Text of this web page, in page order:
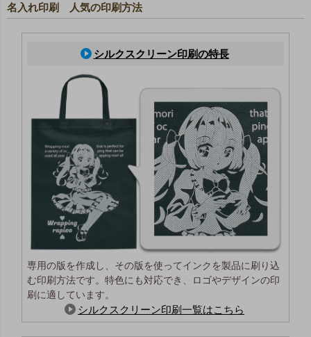
名入れ印刷 人気の印刷方法
シルクスクリーン印刷の特長
専用の版を作成し、その版を使ってインクを製品に刷り込
む印刷方法です。特色にも対応でき、ロゴやデザインの印
刷に適しています。
シルクスクリーン印刷一覧はこちら